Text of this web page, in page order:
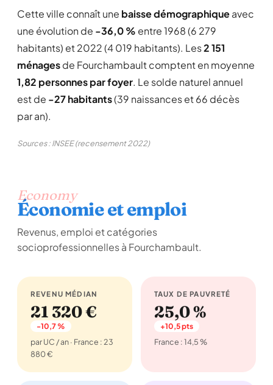
Cette ville connaît une baisse démographiqueavec
une évolution de -36,0 % entre 1968 (6 279
habitants) et 2022 (4 019 habitants). Les2 151
ménagesde Fourchambault comptent en moyenne
1,82 personnes par foyer. Le solde naturel annuel
est de -27 habitants(39 naissances et 66 décès
par an).
Sources : INSEE (recensement 2022)
Economy
Économie et emploi
Revenus, emploi et catégories
socioprofessionnelles à Fourchambault.
REVENU MÉDIAN
21 320 €
-10,7 %
par UC / an · France : 23
880 €
TAUX DE PAUVRETÉ
25,0 %
+10,5 pts
France : 14,5 %